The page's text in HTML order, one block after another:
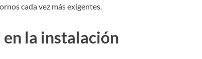
cada vez más exigentes.
la instalación